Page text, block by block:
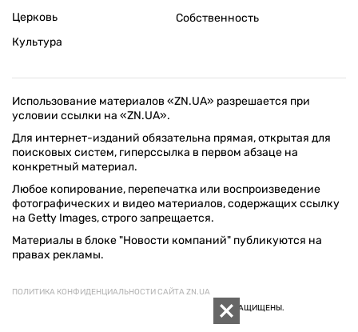
Церковь
Культура
Собственность
Использование материалов «ZN.UA» разрешается при
условии ссылки на «ZN.UA».
Для интернет-изданий обязательна прямая, открытая для
поисковых систем, гиперссылка в первом абзаце на
конкретный материал.
Любое копирование, перепечатка или воспроизведение
фотографических и видео материалов, содержащих ссылку
на Getty Images, строго запрещается.
Материалы в блоке "Новости компаний" публикуются на
правах рекламы.
ПОЛИТИКА КОНФИДЕНЦИАЛЬНОСТИ САЙТА ZN.UA
© 1994–2026 «ЗЕРКАЛО НЕДЕЛИ. УКРАИНА». ВСЕ ПРАВА ЗАЩИЩЕНЫ.